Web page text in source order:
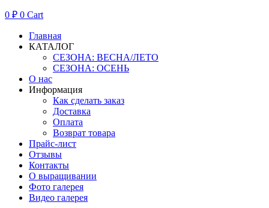
0 ₽ 0 Cart
Главная
КАТАЛОГ
СЕЗОНА: ВЕСНА/ЛЕТО
СЕЗОНА: ОСЕНЬ
О нас
Информация
Как сделать заказ
Доставка
Оплата
Возврат товара
Прайс-лист
Отзывы
Контакты
О выращивании
Фото галерея
Видео галерея